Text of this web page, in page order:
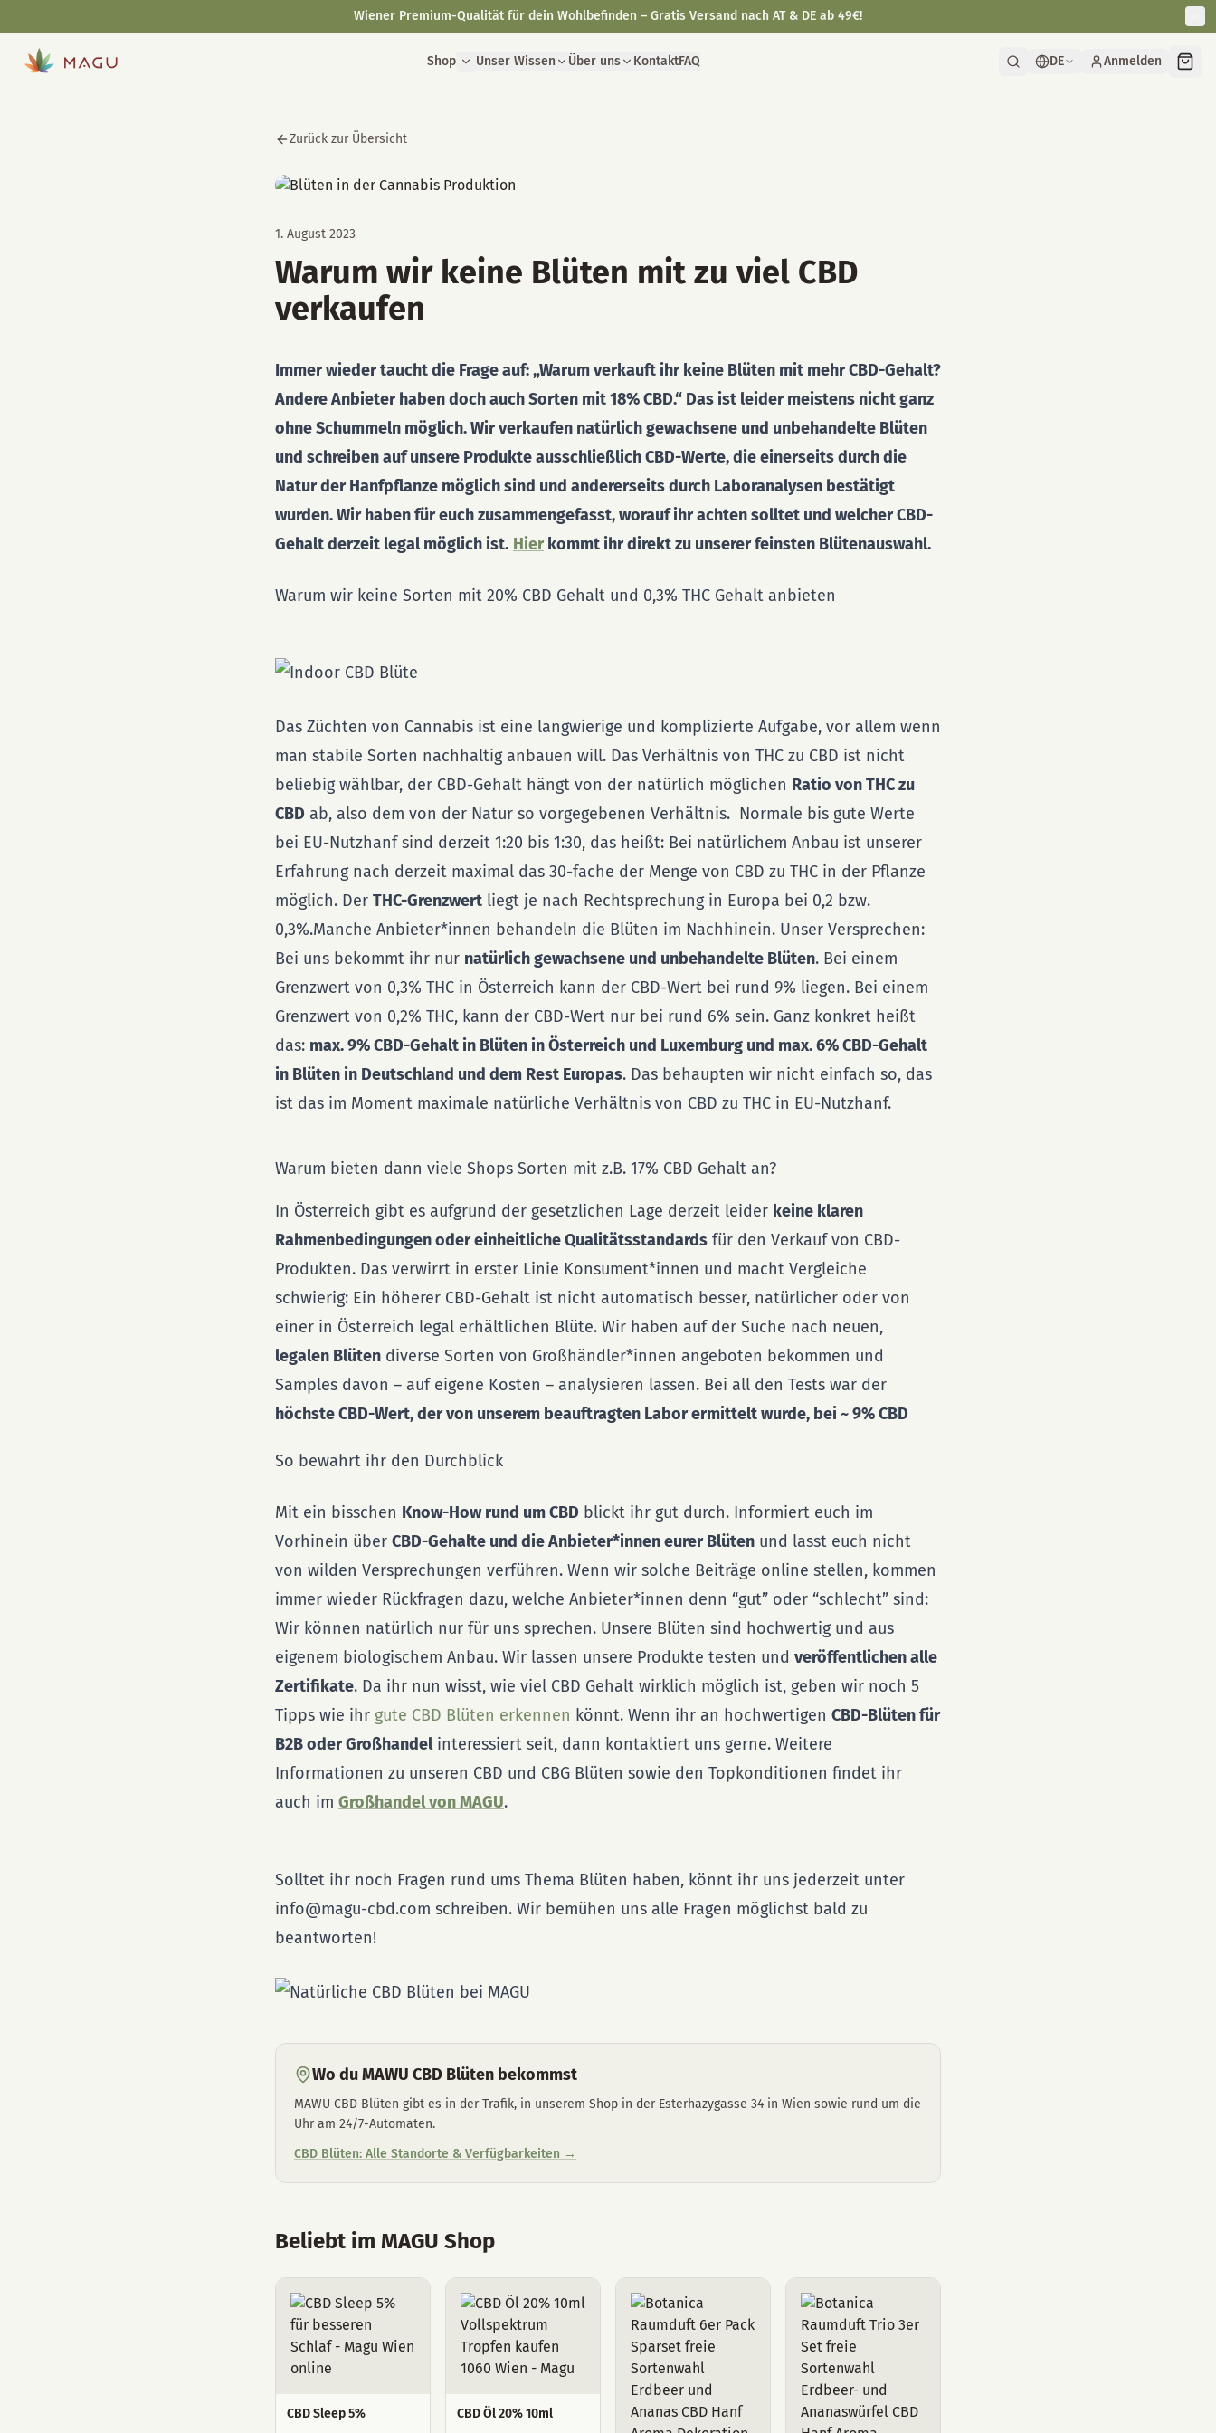
Shop Unser Wissen Über uns KontaktFAQ DE Anmelden
Zurück zur Übersicht
1. August 2023
Warum wir keine Blüten mit zu viel CBD
verkaufen
Immer wieder taucht die Frage auf: „Warum verkauft ihr keine Blüten mit mehr CBD-Gehalt?
Andere Anbieter haben doch auch Sorten mit 18% CBD.“ Das ist leider meistens nicht ganz
ohne Schummeln möglich. Wir verkaufen natürlich gewachsene und unbehandelte Blüten
und schreiben auf unsere Produkte ausschließlich CBD-Werte, die einerseits durch die
Natur der Hanfpflanze möglich sind und andererseits durch Laboranalysen bestätigt
wurden. Wir haben für euch zusammengefasst, worauf ihr achten solltet und welcher CBD-
Gehalt derzeit legal möglich ist. Hierkommt ihr direkt zu unserer feinsten Blütenauswahl.
Warum wir keine Sorten mit 20% CBD Gehalt und 0,3% THC Gehalt anbieten
Das Züchten von Cannabis ist eine langwierige und komplizierte Aufgabe, vor allem wenn
man stabile Sorten nachhaltig anbauen will. Das Verhältnis von THC zu CBD ist nicht
beliebig wählbar, der CBD-Gehalt hängt von der natürlich möglichen Ratio von THC zu
CBD ab, also dem von der Natur so vorgegebenen Verhältnis. Normale bis gute Werte
bei EU-Nutzhanf sind derzeit 1:20 bis 1:30, das heißt: Bei natürlichem Anbau ist unserer
Erfahrung nach derzeit maximal das 30-fache der Menge von CBD zu THC in der Pflanze
möglich. Der THC-Grenzwert liegt je nach Rechtsprechung in Europa bei 0,2 bzw.
0,3%.Manche Anbieter*innen behandeln die Blüten im Nachhinein. Unser Versprechen:
Bei uns bekommt ihr nur natürlich gewachsene und unbehandelte Blüten. Bei einem
Grenzwert von 0,3% THC in Österreich kann der CBD-Wert bei rund 9% liegen. Bei einem
Grenzwert von 0,2% THC, kann der CBD-Wert nur bei rund 6% sein. Ganz konkret heißt
das: max. 9% CBD-Gehalt in Blüten in Österreich und Luxemburg und max. 6% CBD-Gehalt
in Blüten in Deutschland und dem Rest Europas. Das behaupten wir nicht einfach so, das
ist das im Moment maximale natürliche Verhältnis von CBD zu THC in EU-Nutzhanf.
Warum bieten dann viele Shops Sorten mit z.B. 17% CBD Gehalt an?
In Österreich gibt es aufgrund der gesetzlichen Lage derzeit leider keine klaren
Rahmenbedingungen oder einheitliche Qualitätsstandards für den Verkauf von CBD-
Produkten. Das verwirrt in erster Linie Konsument*innen und macht Vergleiche
schwierig: Ein höherer CBD-Gehalt ist nicht automatisch besser, natürlicher oder von
einer in Österreich legal erhältlichen Blüte. Wir haben auf der Suche nach neuen,
legalen Blüten diverse Sorten von Großhändler*innen angeboten bekommen und
Samples davon – auf eigene Kosten – analysieren lassen. Bei all den Tests war der
höchste CBD-Wert, der von unserem beauftragten Labor ermittelt wurde, bei ~ 9% CBD
So bewahrt ihr den Durchblick
Mit ein bisschen Know-How rund um CBD blickt ihr gut durch. Informiert euch im
Vorhinein über CBD-Gehalte und die Anbieter*innen eurer Blüten und lasst euch nicht
von wilden Versprechungen verführen. Wenn wir solche Beiträge online stellen, kommen
immer wieder Rückfragen dazu, welche Anbieter*innen denn “gut” oder “schlecht” sind:
Wir können natürlich nur für uns sprechen. Unsere Blüten sind hochwertig und aus
eigenem biologischem Anbau. Wir lassen unsere Produkte testen und veröffentlichen alle
Zertifikate. Da ihr nun wisst, wie viel CBD Gehalt wirklich möglich ist, geben wir noch 5
Tipps wie ihr gute CBD Blüten erkennen könnt. Wenn ihr an hochwertigen CBD-Blüten für
B2B oder Großhandelinteressiert seit, dann kontaktiert uns gerne. Weitere
Informationen zu unseren CBD und CBG Blüten sowie den Topkonditionen findet ihr
auch im Großhandel von MAGU.
Solltet ihr noch Fragen rund ums Thema Blüten haben, könnt ihr uns jederzeit unter
info@magu-cbd.com schreiben. Wir bemühen uns alle Fragen möglichst bald zu
beantworten!
Wo du MAWU CBD Blüten bekommst
MAWU CBD Blüten gibt es in der Trafik, in unserem Shop in der Esterhazygasse 34 in Wien sowie rund um die
Uhr am 24/7-Automaten.
CBD Blüten: Alle Standorte & Verfügbarkeiten →
Beliebt im MAGU Shop
CBD Sleep 5%
CBD Öl 20% 10ml
Wiener Premium-Qualität für dein Wohlbefinden – Gratis Versand nach AT & DE ab 49€!